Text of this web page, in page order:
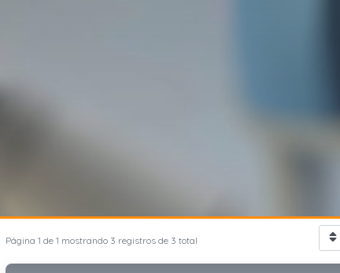
Página 1 de 1 mostrando 3 registros de 3 total